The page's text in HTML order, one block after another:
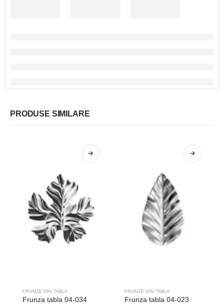
PRODUSE SIMILARE
FRUNZE DIN TABLA
Frunza tabla 04-034
FRUNZE DIN TABLA
Frunza tabla 04-023